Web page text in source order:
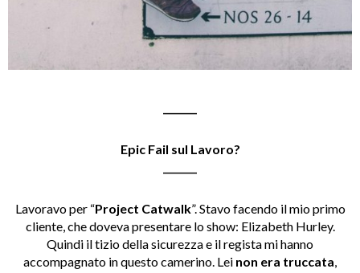
Epic Fail sul Lavoro?
Lavoravo per “Project Catwalk”. Stavo facendo il mio primo
cliente, che doveva presentare lo show: Elizabeth Hurley.
Quindi il tizio della sicurezza e il regista mi hanno
accompagnato in questo camerino. Lei non era truccata,